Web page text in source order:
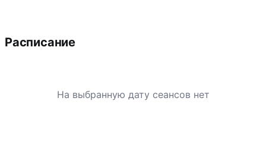
Расписание
На выбранную дату сеансов нет